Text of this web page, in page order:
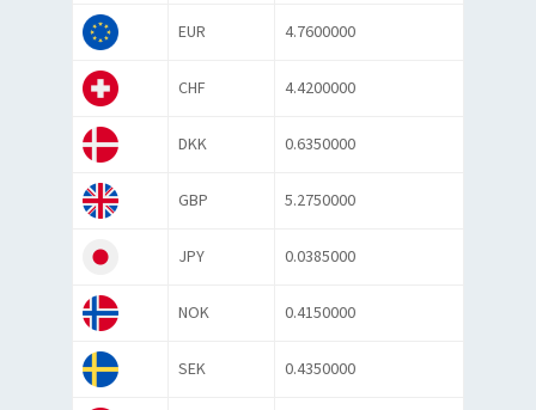
EUR 4.7600000
CHF 4.4200000
DKK 0.6350000
GBP 5.2750000
JPY 0.0385000
NOK 0.4150000
SEK 0.4350000